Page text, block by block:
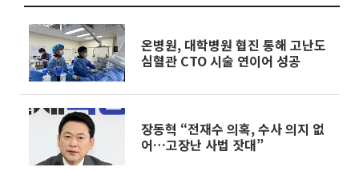
온병원, 대학병원 협진 통해 고난도
심혈관 CTO 시술 연이어 성공
장동혁 “전재수 의혹, 수사 의지 없
어…고장난 사법 잣대”